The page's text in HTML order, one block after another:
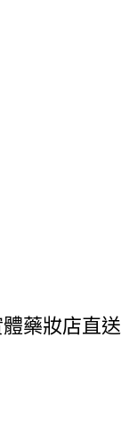
藥妝店直送